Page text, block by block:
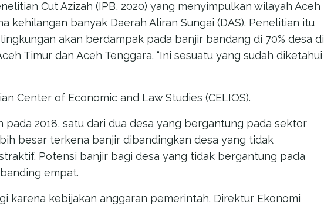
Cut Azizah (IPB, 2020) yang menyimpulkan wilayah Aceh
kehilangan banyak Daerah Aliran Sungai (DAS). Penelitian itu
akan berdampak pada banjir bandang di 70% desa di
Timur dan Aceh Tenggara. “Ini sesuatu yang sudah diketahui
Center of Economic and Law Studies (CELIOS).
pada 2018, satu dari dua desa yang bergantung pada sektor
besar terkena banjir dibandingkan desa yang tidak
Potensi banjir bagi desa yang tidak bergantung pada
empat.
karena kebijakan anggaran pemerintah. Direktur Ekonomi